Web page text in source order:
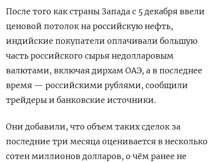
После того как страны Запада с 5 декабря ввели
ценовой потолок на российскую нефть,
индийские покупатели оплачивали большую
часть российского сырья недолларовым
валютами, включая дирхам ОАЭ, а в последнее
время — российскими рублями, сообщили
трейдеры и банковские источники.
Они добавили, что объем таких сделок за
последние три месяца оценивается в несколько
сотен миллионов долларов, о чём ранее не